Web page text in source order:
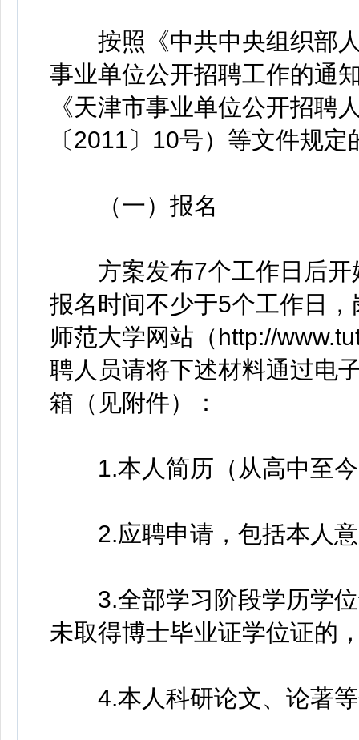
按照《中共中央组织部人
事业单位公开招聘工作的通
《天津市事业单位公开招聘
〔2011〕10号）等文件规
（一）报名
方案发布7个工作日后开
报名时间不少于5个工作日
师范大学网站（http://
聘人员请将下述材料通过电
箱（见附件）：
1.本人简历（从高中至今
2.应聘申请，包括本人意
3.全部学习阶段学历学位
未取得博士毕业证学位证的
4.本人科研论文、论著等